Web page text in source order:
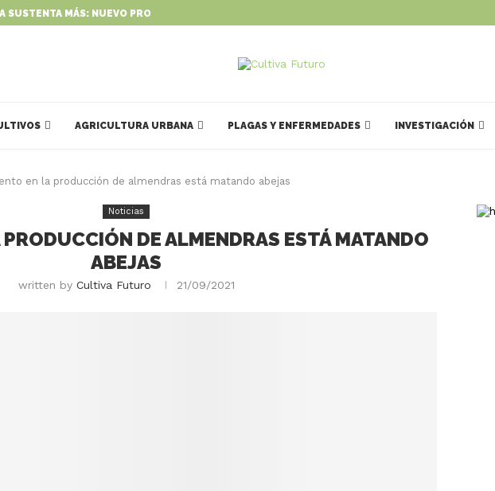
SUSTENTA MÁS: NUEVO PROGRAMA PARA IMPULSAR...
AGRICULTURA URBANA PLAGAS Y ENFERMEDADES INVESTIGACIÓN
en la producción de almendras está matando abejas
Noticias
DE ALMENDRAS ESTÁ MATANDO
ABEJAS
written by Cultiva Futuro 21/09/2021